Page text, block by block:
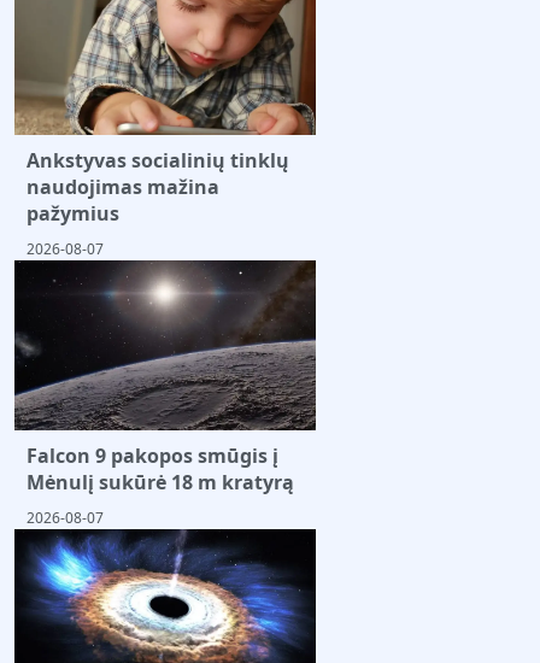
Ankstyvas socialinių tinklų
naudojimas mažina
pažymius
2026-08-07
Falcon 9 pakopos smūgis į
Mėnulį sukūrė 18 m kratyrą
2026-08-07